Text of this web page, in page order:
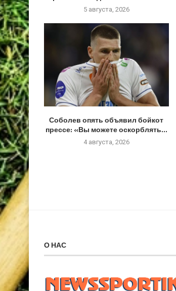
5 августа, 2026
Соболев опять объявил бойкот
прессе: «Вы можете оскорблять...
4 августа, 2026
О НАС